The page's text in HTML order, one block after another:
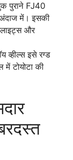
पुराने FJ40
में। इसकी
और
इसे रग्ड
टोयोटा की